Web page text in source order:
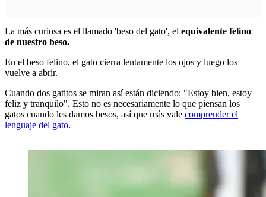
La más curiosa es el llamado 'beso del gato', el equivalente felino
de nuestro beso.
En el beso felino, el gato cierra lentamente los ojos y luego los
vuelve a abrir.
Cuando dos gatitos se miran así están diciendo: "Estoy bien, estoy
feliz y tranquilo". Esto no es necesariamente lo que piensan los
gatos cuando les damos besos, así que más vale comprender el
lenguaje del gato.